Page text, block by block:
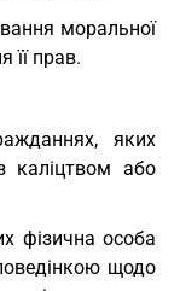
моральної
її прав.
яких
каліцтвом або
фізична особа
щодо